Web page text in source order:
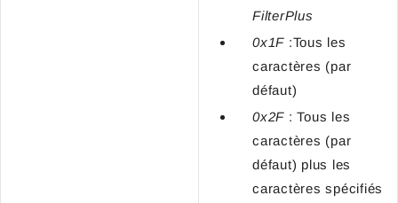
FilterPlus
0x1F :Tous les
caractères (par
défaut)
0x2F : Tous les
caractères (par
défaut) plus les
caractères spécifiés